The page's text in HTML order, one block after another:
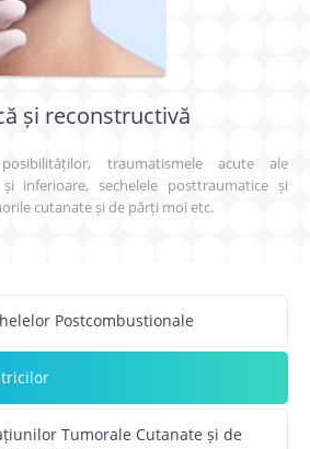
și reconstructivă
traumatismele acute ale
inferioare, sechelele posttraumatice și
cutanate și de părți moi etc.
Postcombustionale
Tumorale Cutanate și de